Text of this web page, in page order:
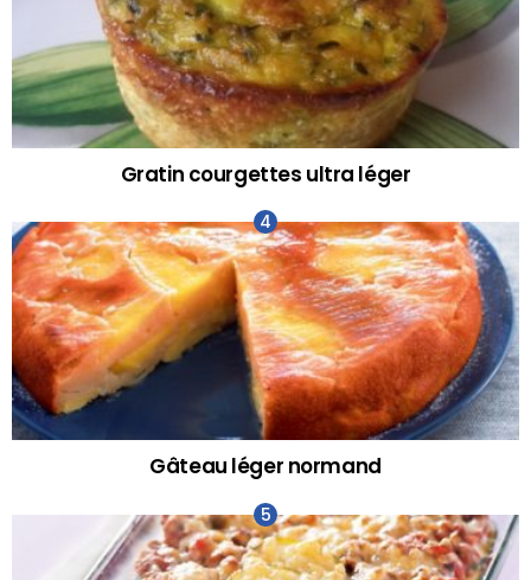
Gratin courgettes ultra léger
Gâteau léger normand